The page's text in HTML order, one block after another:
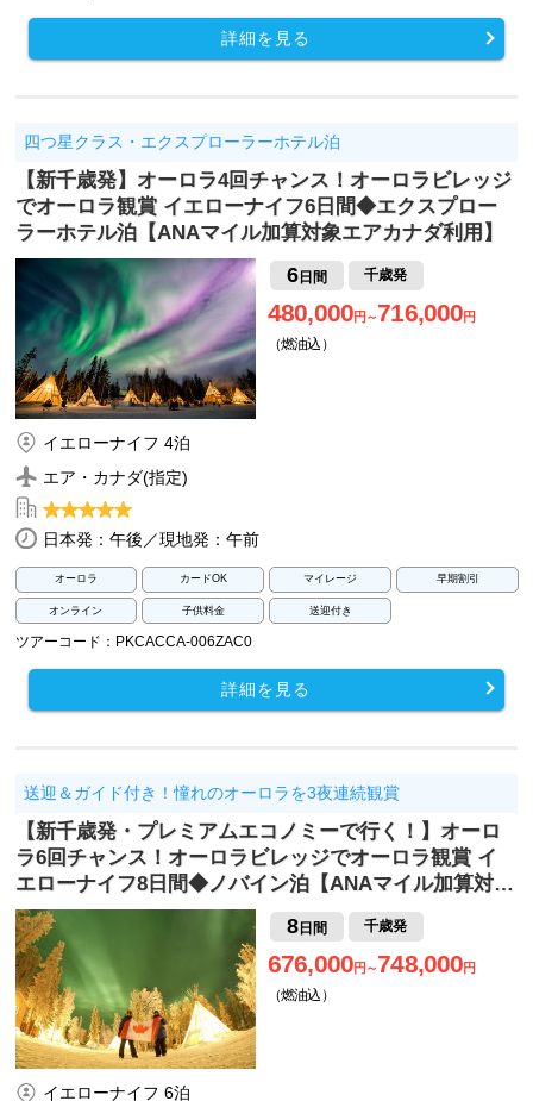
詳細を見る
四つ星クラス・エクスプローラーホテル泊
【新千歳発】オーロラ4回チャンス！オーロラビレッジ
でオーロラ観賞 イエローナイフ6日間◆エクスプロー
ラーホテル泊【ANAマイル加算対象エアカナダ利用】
6日間 千歳発
480,000円～716,000円
（燃油込）
イエローナイフ 4泊
エア・カナダ(指定)
日本発：午後／現地発：午前
オーロラ カードOK マイレージ 早期割引
オンライン 子供料金 送迎付き
ツアーコード：PKCACCA-006ZAC0
詳細を見る
送迎＆ガイド付き！憧れのオーロラを3夜連続観賞
【新千歳発・プレミアムエコノミーで行く！】オーロ
ラ6回チャンス！オーロラビレッジでオーロラ観賞 イ
エローナイフ8日間◆ノバイン泊【ANAマイル加算対…
8日間 千歳発
676,000円～748,000円
（燃油込）
イエローナイフ 6泊